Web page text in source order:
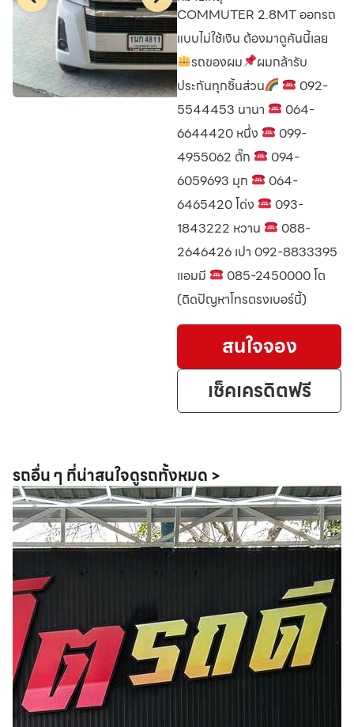
COMMUTER 2.8MT ออกรถ
แบบไม่ใช้เงิน ต้องมาดูคันนี้เลย
รถของผม
ผมกล้ารับ
ประกันทุกชิ้นส่วน
092-
5544453 นานา
064-
6644420 หนึ่ง
099-
4955062 ตั๊ก
094-
6059693 มุก
064-
6465420 โด่ง
093-
1843222 หวาน
088-
2646426 เปา 092-8833395
แอมมี
085-2450000 โต
(ติดปัญหาโทรตรงเบอร์นี้)
สนใจจอง
เช็คเครดิตฟรี
รถอื่น ๆ ที่น่าสนใจดูรถทั้งหมด >